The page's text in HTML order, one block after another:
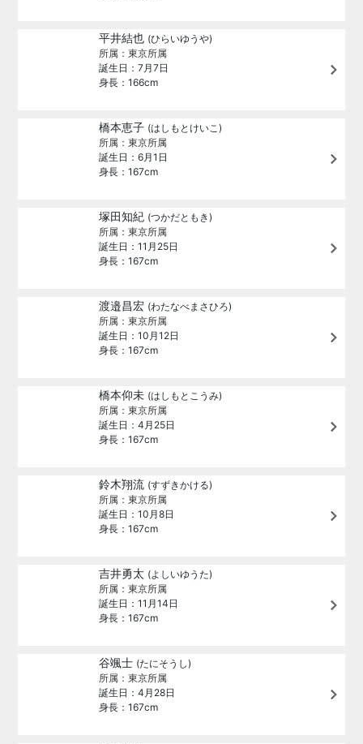
平井結也 (ひらいゆうや)
所属：東京所属
誕生日：7月7日
身長：166cm
橋本恵子 (はしもとけいこ)
所属：東京所属
誕生日：6月1日
身長：167cm
塚田知紀 (つかだともき)
所属：東京所属
誕生日：11月25日
身長：167cm
渡邉昌宏 (わたなべまさひろ)
所属：東京所属
誕生日：10月12日
身長：167cm
橋本仰未 (はしもとこうみ)
所属：東京所属
誕生日：4月25日
身長：167cm
鈴木翔流 (すずきかける)
所属：東京所属
誕生日：10月8日
身長：167cm
吉井勇太 (よしいゆうた)
所属：東京所属
誕生日：11月14日
身長：167cm
谷颯士 (たにそうし)
所属：東京所属
誕生日：4月28日
身長：167cm